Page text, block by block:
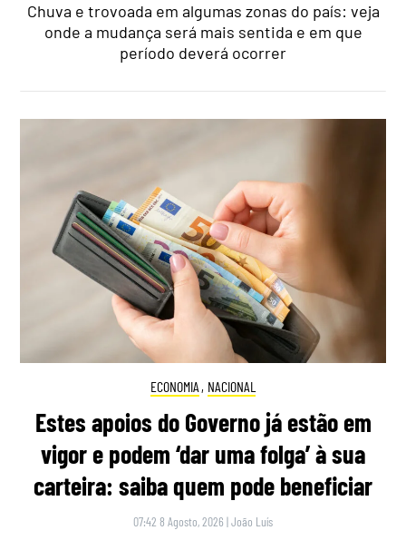
Chuva e trovoada em algumas zonas do país: veja
onde a mudança será mais sentida e em que
período deverá ocorrer
ECONOMIA , NACIONAL
Estes apoios do Governo já estão em
vigor e podem ‘dar uma folga’ à sua
carteira: saiba quem pode beneficiar
07:42 8 Agosto, 2026 |João Luís